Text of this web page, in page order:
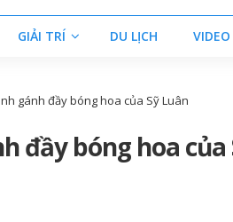
GIẢI TRÍ DU LỊCH VIDEO
gánh đầy bóng hoa của Sỹ Luân
đầy bóng hoa của